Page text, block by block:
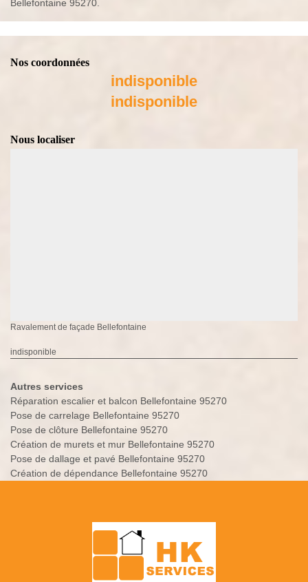
Bellefontaine 95270.
Nos coordonnées
indisponible
indisponible
Nous localiser
Ravalement de façade Bellefontaine
indisponible
Autres services
Réparation escalier et balcon Bellefontaine 95270
Pose de carrelage Bellefontaine 95270
Pose de clôture Bellefontaine 95270
Création de murets et mur Bellefontaine 95270
Pose de dallage et pavé Bellefontaine 95270
Création de dépendance Bellefontaine 95270